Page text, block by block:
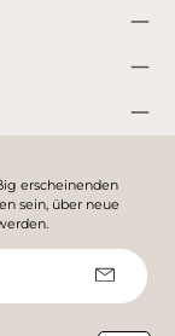
erscheinenden
sein, über neue